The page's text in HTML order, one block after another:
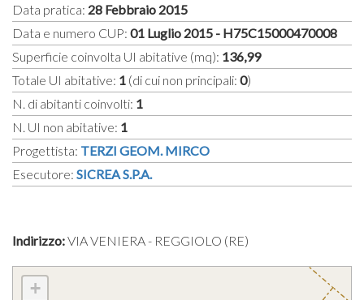
Data pratica: 28 Febbraio 2015
Data e numero CUP: 01 Luglio 2015 - H75C15000470008
Superficie coinvolta UI abitative (mq): 136,99
Totale UI abitative: 1 (di cui non principali: 0)
N. di abitanti coinvolti: 1
N. UI non abitative: 1
Progettista: TERZI GEOM. MIRCO
Esecutore: SICREA S.P.A.
Indirizzo:VIA VENIERA - REGGIOLO (RE)
+